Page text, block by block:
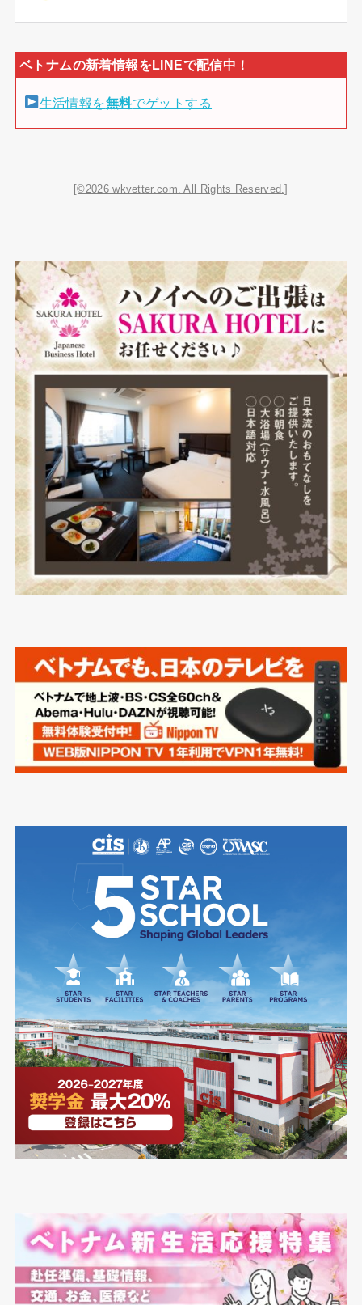
生活情報を無料でゲットする
[©2026 wkvetter.com. All Rights Reserved.]